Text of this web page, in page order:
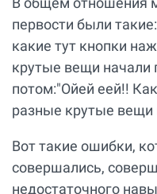
первости были
какие тут кнопки
крутые вещи начали
потом:"Ойей еей!!
разные крутые вещи
Вот такие ошибки,
совершались,
недостаточного